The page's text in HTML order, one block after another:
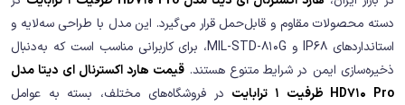
دسته محصولات مقاوم و قابل‌حمل قرار می‌گیرد. این مدل با طراحی سه‌لایه و
استانداردهای IP68 و MIL-STD-810G، برای کاربرانی مناسب است که به‌دنبال
ذخیره‌سازی ایمن در شرایط متنوع هستند. قیمت هارد اکسترنال ای دیتا مدل
HD710 Pro ظرفیت 1 ترابایت
در فروشگاه‌های مختلف، بسته به عوامل